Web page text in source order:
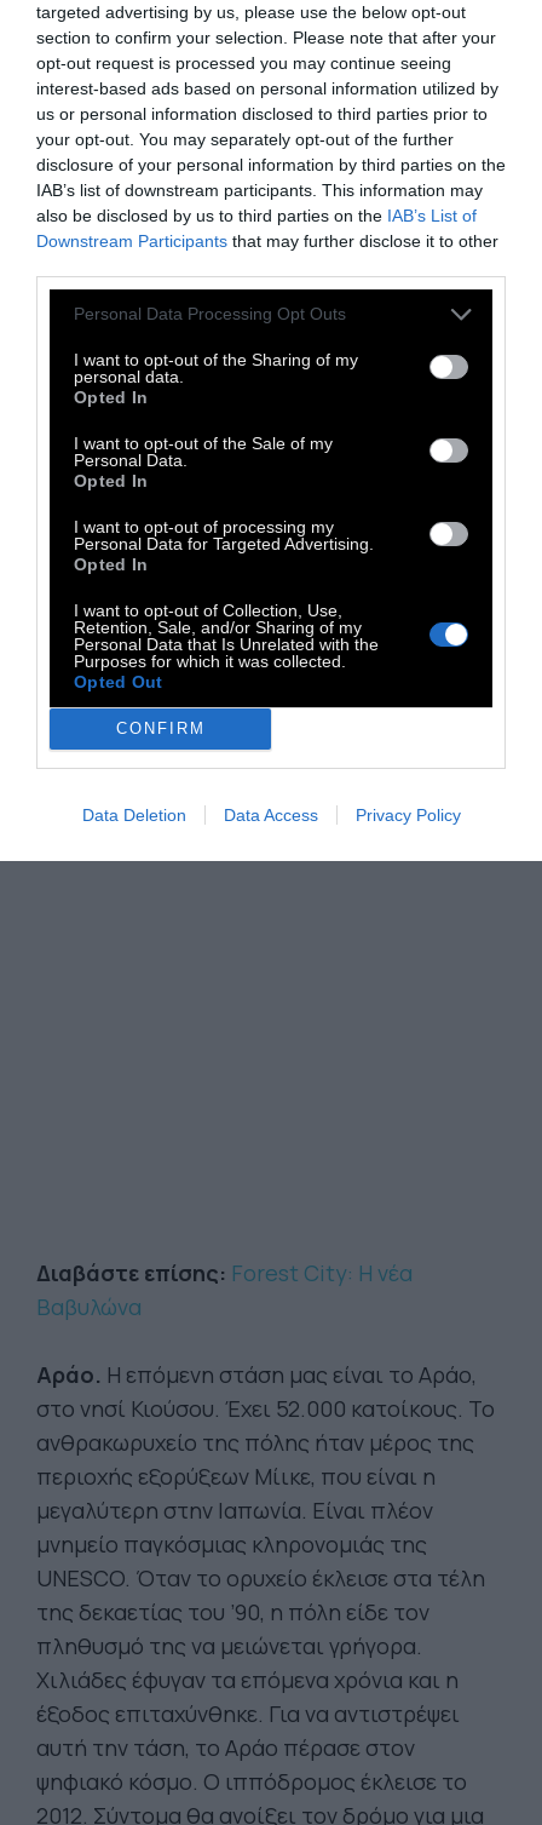
targeted advertising by us, please use the below opt-out
section to confirm your selection. Please note that after your
opt-out request is processed you may continue seeing
interest-based ads based on personal information utilized by
us or personal information disclosed to third parties prior to
your opt-out. You may separately opt-out of the further
disclosure of your personal information by third parties on the
IAB’s list of downstream participants. This information may
also be disclosed by us to third parties on the IAB’s List of
Downstream Participants that may further disclose it to other
Personal Data Processing Opt Outs
I want to opt-out of the Sharing of my
personal data.
Opted In
I want to opt-out of the Sale of my
Personal Data.
Opted In
I want to opt-out of processing my
Personal Data for Targeted Advertising.
Opted In
I want to opt-out of Collection, Use,
Retention, Sale, and/or Sharing of my
Personal Data that Is Unrelated with the
Purposes for which it was collected.
Opted Out
CONFIRM
Data Deletion Data Access Privacy Policy
πρότζεκτ, τόσο μεγαλύτερος είναι ο
αντίκτυπος για την κοινωνία.
Αυτός ο κάτοικος συμφώνησε να δώσει
πληροφορίες που έχει στο έξυπνο ρολόι του
σε ένα πιλοτικό πρότζεκτ για την υγεία. Τα
δεδομένα μπορούν να είναι χρήσιμα για
την επιστημονική έρευνα, αλλά και για
προσωπικές αλλαγές στον τρόπο ζωής.Ο
Τακαχάσι Μίκι είναι διευθυντής
επικοινωνίας της Arise Analytics:
«__Όταν
τελειώσαμε την πειραματική φάση, το 89%
υπηρεσία απάντησαν ότι άλλαξαν την
συμπεριφορά τους για να βελτιώσουν την
υγεία τους».
Διαβάστε επίσης: Forest City: Η νέα
Βαβυλώνα
Αράο. Η επόμενη στάση μας είναι το Αράο,
στο νησί Κιούσου. Έχει 52.000 κατοίκους. Το
ανθρακωρυχείο της πόλης ήταν μέρος της
περιοχής εξορύξεων Μίικε, που είναι η
μεγαλύτερη στην Ιαπωνία. Είναι πλέον
μνημείο παγκόσμιας κληρονομιάς της
UNESCO. Όταν το ορυχείο έκλεισε στα τέλη
της δεκαετίας του ’90, η πόλη είδε τον
πληθυσμό της να μειώνεται γρήγορα.
Χιλιάδες έφυγαν τα επόμενα χρόνια και η
έξοδος επιταχύνθηκε. Για να αντιστρέψει
αυτή την τάση, το Αράο πέρασε στον
ψηφιακό κόσμο. Ο ιππόδρομος έκλεισε το
2012. Σύντομα θα ανοίξει τον δρόμο για μια